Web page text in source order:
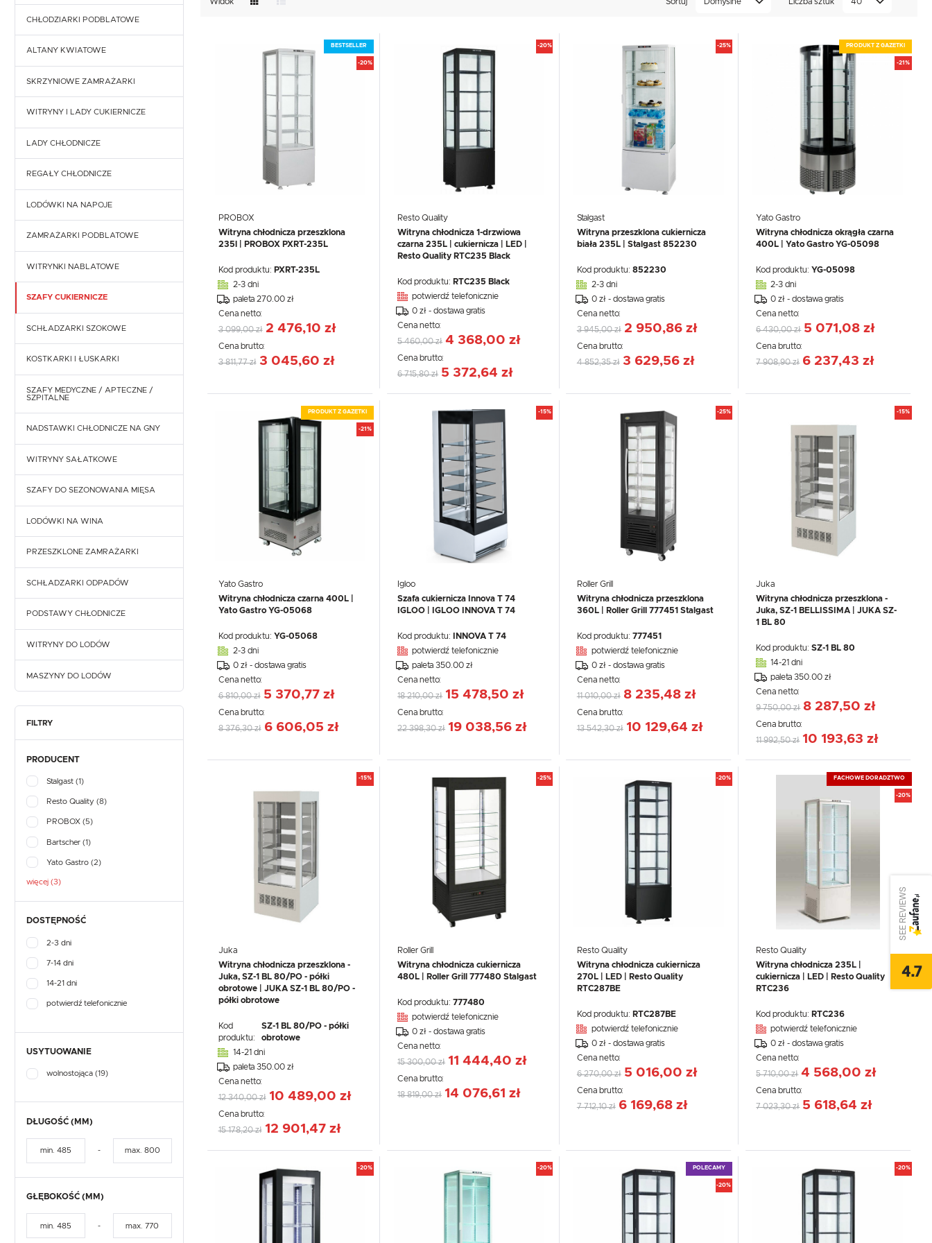
NACZYNIA I PRZYBORY
KUCHENNE
TRANSPORT
WYPOSAŻENIE
GASTRONOMICZNE
NACZYNIA I PRZYBORY
TRANSPORT
SKLEPÓW
KOMORY CHŁODNICZE
MALOWANE SZAFY MROŹNICZE
SZAFY CHŁODNICZO-MROŹNICZE
STOŁY CHŁODNICZE
STOŁY MROŹNICZE
STOŁY CHŁODNICZE DO PIZZY
SAŁATKOWE STOŁY CHŁODNICZE
CHŁODZIARKI PODBLATOWE
ALTANY KWIATOWE
SKRZYNIOWE ZAMRAŻARKI
WITRYNY I LADY CUKIERNICZE
LADY CHŁODNICZE
RAPA - LADY CHŁODNICZE
MAWI - LADY CHŁODNICZE
JUKA - LADY CHŁODNICZE
CEBEA - LADY CHŁODNICZE
IGLOO - LADY CHŁODNICZE
ES SYSTEM K - LADY CHŁODNICZE
LADY MROŹNICZE
SCHODKI, STELAŻE DO LAD
CHŁODNICZYCH
AKCESORIA CHŁODNICZE
REGAŁY CHŁODNICZE
LODÓWKI NA NAPOJE
ZAMRAŻARKI PODBLATOWE
WITRYNKI NABLATOWE
SZAFY CUKIERNICZE
SCHŁADZARKI SZOKOWE
KOSTKARKI I ŁUSKARKI
KOSTKARKI I WYTWORNICE KOSTEK
SZAFY MEDYCZNE / APTECZNE /
SZPITALNE
NADSTAWKI CHŁODNICZE NA GNY
WITRYNY SAŁATKOWE
SZAFY DO SEZONOWANIA MIĘSA
LODÓWKI NA WINA
PRZESZKLONE ZAMRAŻARKI
SCHŁADZARKI ODPADÓW
PODSTAWY CHŁODNICZE
WITRYNY DO LODÓW
MASZYNY DO LODÓW
FILTRY
PRODUCENT
Stalgast (1)
Resto Quality (8)
PROBOX (5)
Bartscher (1)
Yato Gastro (2)
więcej (3)
DOSTĘPNOŚĆ
2-3 dni
7-14 dni
14-21 dni
potwierdź telefonicznie
USYTUOWANIE
wolnostojąca (19)
DŁUGOŚĆ (MM)
-
GŁĘBOKOŚĆ (MM)
-
BESTSELLER
-20%
PROBOX
Witryna chłodnicza przeszklona
235l | PROBOX PXRT-235L
Kod produktu: PXRT-235L
2-3 dni
paleta 270.00 zł
Cena netto:
3 099,00 zł 2 476,10 zł
Cena brutto:
3 811,77 zł 3 045,60 zł
-20%
Resto Quality
Witryna chłodnicza 1-drzwiowa
czarna 235L | cukiernicza | LED |
Resto Quality RTC235 Black
Kod produktu: RTC235 Black
potwierdź telefonicznie
0 zł - dostawa gratis
Cena netto:
5 460,00 zł 4 368,00 zł
Cena brutto:
6 715,80 zł 5 372,64 zł
-25%
Stalgast
Witryna przeszklona cukiernicza
biała 235L | Stalgast 852230
Kod produktu: 852230
2-3 dni
0 zł - dostawa gratis
Cena netto:
3 945,00 zł 2 950,86 zł
Cena brutto:
4 852,35 zł 3 629,56 zł
PRODUKT Z GAZETKI
-21%
Yato Gastro
Witryna chłodnicza okrągła czarna
400L | Yato Gastro YG-05098
Kod produktu:YG-05098
2-3 dni
0 zł - dostawa gratis
Cena netto:
6 430,00 zł 5 071,08 zł
Cena brutto:
7 908,90 zł 6 237,43 zł
PRODUKT Z GAZETKI
-21%
Yato Gastro
Witryna chłodnicza czarna 400L |
Yato Gastro YG-05068
Kod produktu: YG-05068
2-3 dni
0 zł - dostawa gratis
Cena netto:
6 810,00 zł 5 370,77 zł
Cena brutto:
8 376,30 zł 6 606,05 zł
-15%
Igloo
Szafa cukiernicza Innova T 74
IGLOO | IGLOO INNOVA T 74
Kod produktu:
INNOVA T 74
potwierdź telefonicznie
paleta 350.00 zł
Cena netto:
18 210,00 zł 15 478,50 zł
Cena brutto:
22 398,30 zł 19 038,56 zł
-25%
Roller Grill
Witryna chłodnicza przeszklona
360L | Roller Grill 777451 Stalgast
Kod produktu: 777451
potwierdź telefonicznie
0 zł - dostawa gratis
Cena netto:
11 010,00 zł 8 235,48 zł
Cena brutto:
13 542,30 zł 10 129,64 zł
-15%
Juka
Witryna chłodnicza przeszklona -
Juka, SZ-1 BELLISSIMA | JUKA SZ-
1 BL 80
Kod produktu:SZ-1 BL 80
14-21 dni
paleta 350.00 zł
Cena netto:
9 750,00 zł 8 287,50 zł
Cena brutto:
11 992,50 zł 10 193,63 zł
-15%
Juka
Witryna chłodnicza przeszklona -
Juka, SZ-1 BL 80/PO - półki
obrotowe | JUKA SZ-1 BL 80/PO -
półki obrotowe
Kod
produktu:
SZ-1 BL 80/PO - półki
obrotowe
14-21 dni
paleta 350.00 zł
Cena netto:
12 340,00 zł 10 489,00 zł
Cena brutto:
15 178,20 zł 12 901,47 zł
-25%
Roller Grill
Witryna chłodnicza cukiernicza
480L | Roller Grill 777480 Stalgast
Kod produktu:777480
potwierdź telefonicznie
0 zł - dostawa gratis
Cena netto:
15 300,00 zł 11 444,40 zł
Cena brutto:
18 819,00 zł 14 076,61 zł
-20%
Resto Quality
Witryna chłodnicza cukiernicza
270L | LED | Resto Quality
RTC287BE
Kod produktu: RTC287BE
potwierdź telefonicznie
0 zł - dostawa gratis
Cena netto:
6 270,00 zł 5 016,00 zł
Cena brutto:
7 712,10 zł 6 169,68 zł
FACHOWE DORADZTWO
-20%
Resto Quality
Witryna chłodnicza 235L |
cukiernicza | LED | Resto Quality
RTC236
Kod produktu: RTC236
potwierdź telefonicznie
0 zł - dostawa gratis
Cena netto:
5 710,00 zł 4 568,00 zł
Cena brutto:
7 023,30 zł 5 618,64 zł
-20% -20% POLECAMY
-20%
-20%
USTAWIENIA
Szanujemy Twoją prywatność. Możesz zmienić ustawienia cookies lub zaakceptować je
wszystkie. W dowolnym momencie możesz dokonać zmiany swoich ustawień.
Niezbędne
Niezbędne pliki cookies służą do prawidłowego funkcjonowania strony internetowej i umożliwiają Ci
komfortowe korzystanie z oferowanych przez nas usług.
Pliki cookies odpowiadają na podejmowane przez Ciebie działania w celu m.in. dostosowania Twoich
ustawień preferencji prywatności, logowania czy wypełniania formularzy. Dzięki plikom cookies strona,
Więcej
USTAWIENIA REGIONALNE
SEE REVIEWS
4.7